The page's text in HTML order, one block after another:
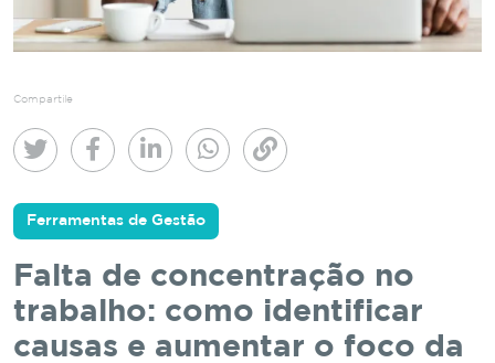
Compartile
Ferramentas de Gestão
Falta de concentração no
trabalho: como identificar
causas e aumentar o foco da